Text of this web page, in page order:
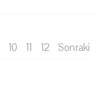
10 11 12
Sonraki